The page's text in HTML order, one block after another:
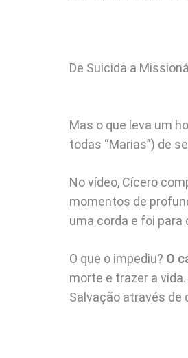
De Suicida a
Mas o que leva um
todas “Marias”) de
No vídeo, Cícero
momentos de
uma corda e foi para
O que o impediu? O
morte e trazer a
Salvação através